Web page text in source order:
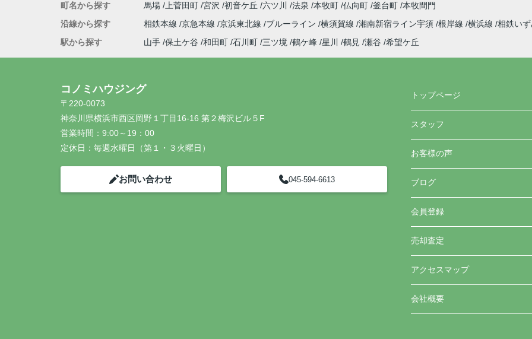
町名から探す
馬場 上菅田町 宮沢 初音ケ丘 六ツ川 法泉 本牧町 仏向町 釜台町 本牧間門
沿線から探す
相鉄本線 京急本線 京浜東北線 ブルーライン 横須賀線 湘南新宿ライン宇須 根岸線 横浜線 相鉄い
駅から探す
山手 保土ケ谷 和田町 石川町 三ツ境 鶴ケ峰 星川 鶴見 瀬谷 希望ケ丘
コノミハウジング
〒220-0073
神奈川県横浜市西区岡野１丁目16-16 第２梅沢ビル５F
営業時間： 9:00～19：00
定休日： 毎週水曜日（第１・３火曜日）
お問い合わせ 045-594-6613
トップページ
スタッフ
お客様の声
ブログ
会員登録
売却査定
アクセスマップ
会社概要